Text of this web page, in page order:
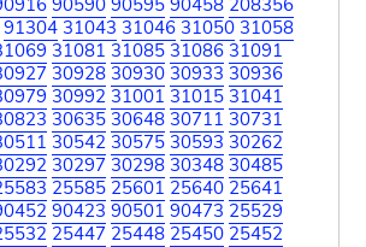
90590 90595 90458 208356
91304 31043 31046 31050 31058
31081 31085 31086 31091
30928 30930 30933 30936
30992 31001 31015 31041
30635 30648 30711 30731
30542 30575 30593 30262
30297 30298 30348 30485
25585 25601 25640 25641
90423 90501 90473 25529
25447 25448 25450 25452